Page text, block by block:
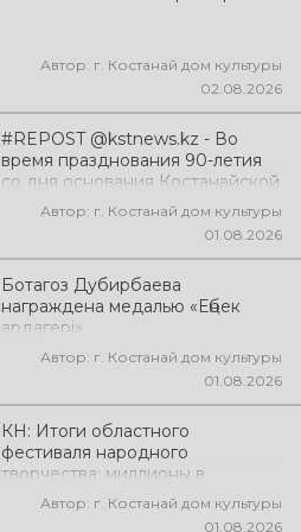
Автор: г. Костанай дом культуры
02.08.2026
#REPOST @kstnews.kz - Во
время празднования 90-летия
со дня основания Костанайской
области подвели итоги 38-го
фестиваля самодеятельного
Автор: г. Костанай дом культуры
01.08.2026
Ботагоз Дубирбаева
награждена медалью «Еңбек
ардагері»
Автор: г. Костанай дом культуры
01.08.2026
КН: Итоги областного
фестиваля народного
творчества: миллионы в
культуруАвтор: г. Костанай дом культуры
01.08.2026